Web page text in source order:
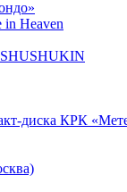
in Heaven
диска КРК